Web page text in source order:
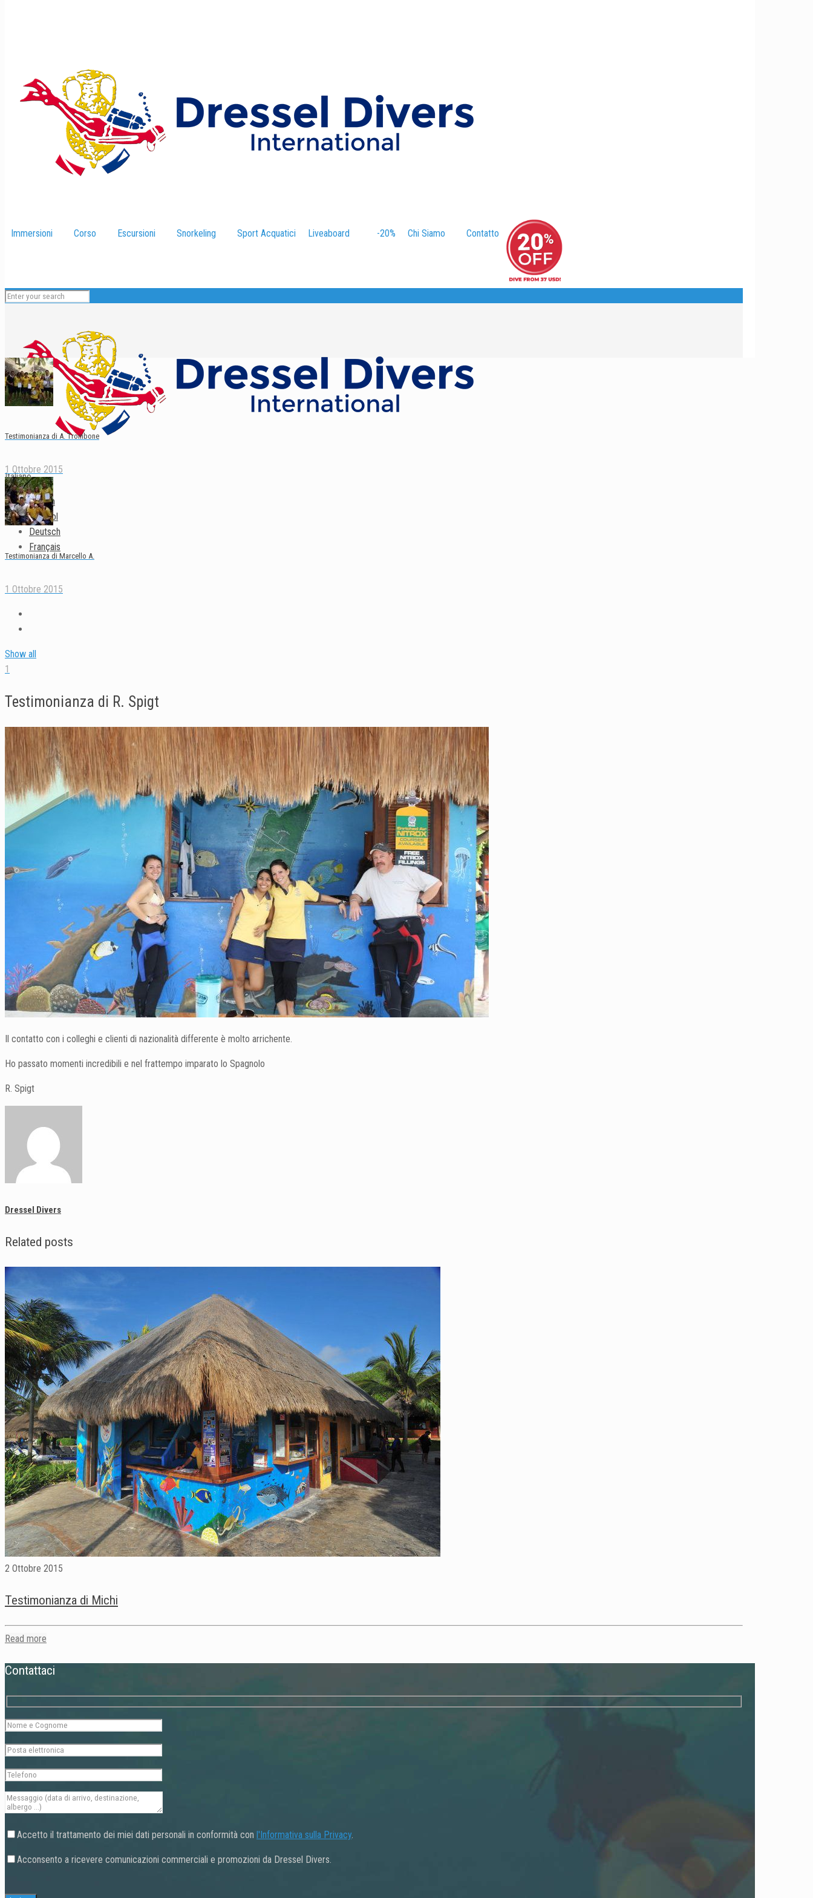
Immersioni Corso Escursioni Snorkeling Sport Acquatici Liveaboard -20% Chi Siamo Contatto
Italiano
English
Español
Deutsch
Français
Testimonianza di A. Trombone
1 Ottobre 2015
Testimonianza di Marcello A.
1 Ottobre 2015
Show all
1
Testimonianza di R. Spigt
Il contatto con i colleghi e clienti di nazionalità differente è molto arrichente.
Ho passato momenti incredibili e nel frattempo imparato lo Spagnolo
R. Spigt
Dressel Divers
Related posts
2 Ottobre 2015
Testimonianza di Michi
Read more
Contattaci
Accetto il trattamento dei miei dati personali in conformità con l'Informativa sulla Privacy.
Acconsento a ricevere comunicazioni commerciali e promozioni da Dressel Divers.